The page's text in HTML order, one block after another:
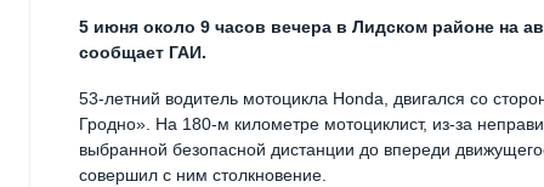
5 июня около 9 часов вечера в Лидском районе на
сообщает ГАИ.
53-летний водитель мотоцикла Honda, двигался со
Гродно». На 180-м километре мотоциклист, из-за
выбранной безопасной дистанции до впереди
совершил с ним столкновение.